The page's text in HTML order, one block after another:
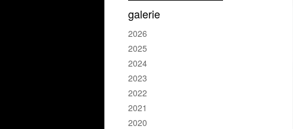
galerie
2026
2025
2024
2023
2022
2021
2020